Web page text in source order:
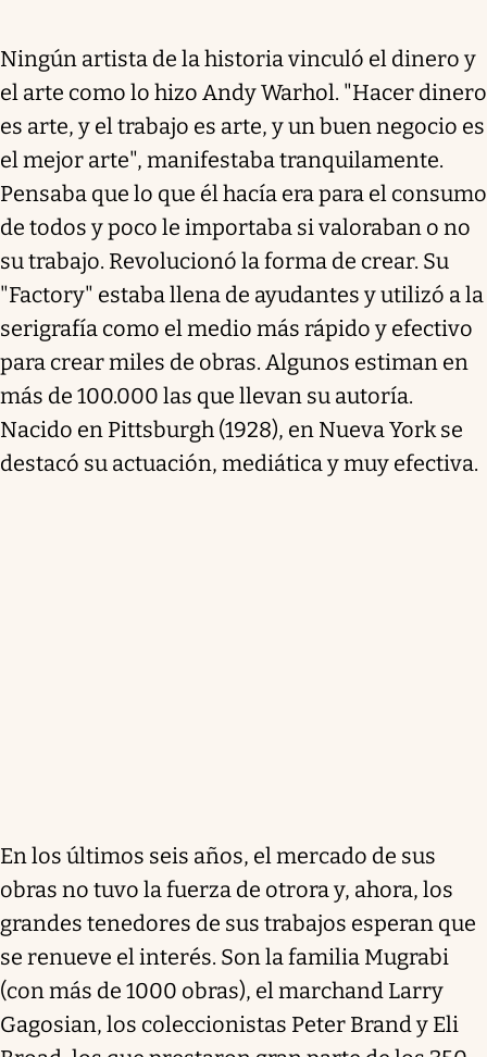
Ningún artista de la historia vinculó el dinero y
el arte como lo hizo Andy Warhol. "Hacer dinero
es arte, y el trabajo es arte, y un buen negocio es
el mejor arte", manifestaba tranquilamente.
Pensaba que lo que él hacía era para el consumo
de todos y poco le importaba si valoraban o no
su trabajo. Revolucionó la forma de crear. Su
"Factory" estaba llena de ayudantes y utilizó a la
serigrafía como el medio más rápido y efectivo
para crear miles de obras. Algunos estiman en
más de 100.000 las que llevan su autoría.
Nacido en Pittsburgh (1928), en Nueva York se
destacó su actuación, mediática y muy efectiva.
En los últimos seis años, el mercado de sus
obras no tuvo la fuerza de otrora y, ahora, los
grandes tenedores de sus trabajos esperan que
se renueve el interés. Son la familia Mugrabi
(con más de 1000 obras), el marchand Larry
Gagosian, los coleccionistas Peter Brand y Eli